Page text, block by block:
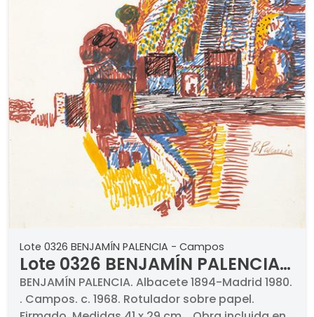
Lote 0326 BENJAMÍN PALENCIA - Campos
Lote 0326 BENJAMÍN PALENCIA -
Campos
BENJAMÍN PALENCIA. Albacete 1894-Madrid 1980.
. Campos. c. 1968. Rotulador sobre papel.